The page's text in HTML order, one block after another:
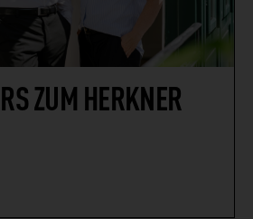
ZUM HERKNER